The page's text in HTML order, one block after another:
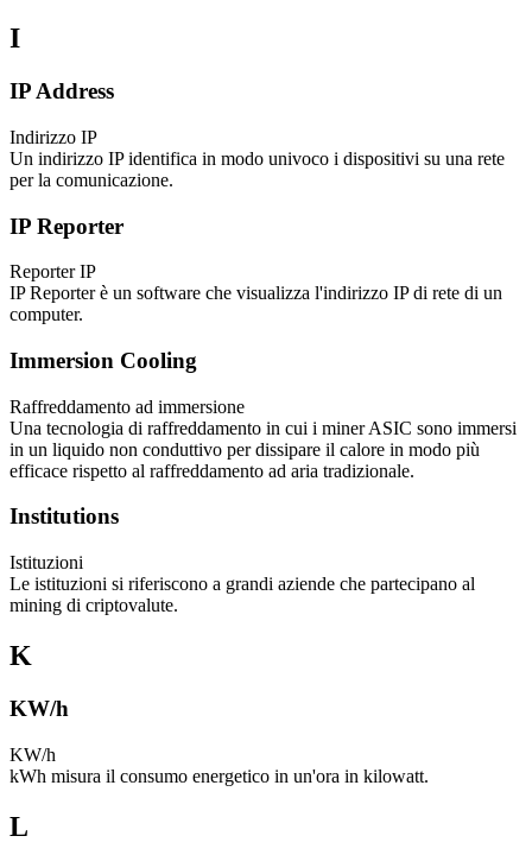
I
IP Address
Indirizzo IP
Un indirizzo IP identifica in modo univoco i dispositivi su una rete
per la comunicazione.
IP Reporter
Reporter IP
IP Reporter è un software che visualizza l'indirizzo IP di rete di un
computer.
Immersion Cooling
Raffreddamento ad immersione
Una tecnologia di raffreddamento in cui i miner ASIC sono immersi
in un liquido non conduttivo per dissipare il calore in modo più
efficace rispetto al raffreddamento ad aria tradizionale.
Institutions
Istituzioni
Le istituzioni si riferiscono a grandi aziende che partecipano al
mining di criptovalute.
K
KW/h
KW/h
kWh misura il consumo energetico in un'ora in kilowatt.
L